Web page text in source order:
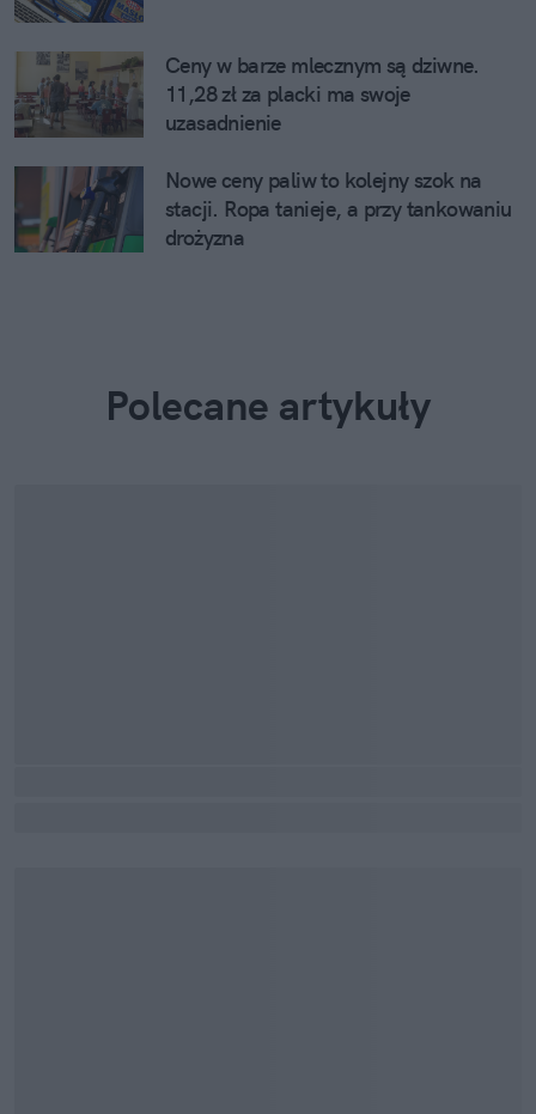
Ceny w barze mlecznym są dziwne.
11,28 zł za placki ma swoje
uzasadnienie
Nowe ceny paliw to kolejny szok na
stacji. Ropa tanieje, a przy tankowaniu
drożyzna
Polecane artykuły